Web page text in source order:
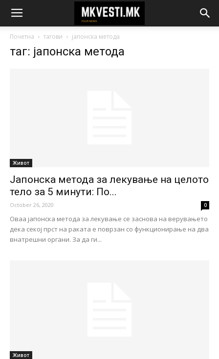
Почетна тагови јапонска метода
таг: јапонска метода
Живот
Јапонска метода за лекување на целото
тело за 5 минути: По...
October 26, 2020 0
Оваа јапонска метода за лекување се заснова на верувањето
дека секој прст на раката е поврзан со функционирање на два
внатрешни органи. За да ги...
Живот